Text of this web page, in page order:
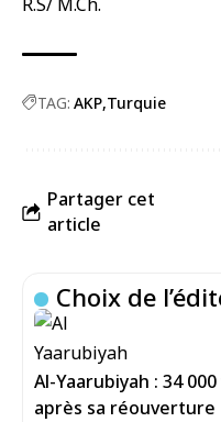
TAG: AKP Turquie
Partager cet
article
Choix de
Al-Yaarubiyah : 34
après sa réouverture